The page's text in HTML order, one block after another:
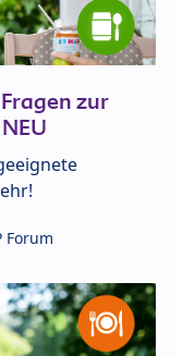
zur
Forum